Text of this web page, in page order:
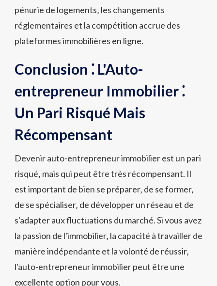
pénurie de logements‚ les changements
réglementaires et la compétition accrue des
plateformes immobilières en ligne.
Conclusion ⁚ L'Auto-
entrepreneur Immobilier ⁚
Un Pari Risqué Mais
Récompensant
Devenir auto-entrepreneur immobilier est un pari
risqué‚ mais qui peut être très récompensant. Il
est important de bien se préparer‚ de se former‚
de se spécialiser‚ de développer un réseau et de
s'adapter aux fluctuations du marché. Si vous avez
la passion de l'immobilier‚ la capacité à travailler de
manière indépendante et la volonté de réussir‚
l'auto-entrepreneur immobilier peut être une
excellente option pour vous.